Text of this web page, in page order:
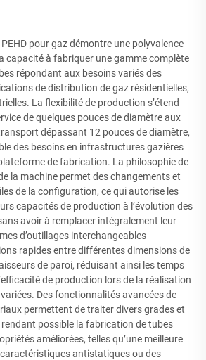
pour gaz démontre une polyvalence
capacité à fabriquer une gamme complète
répondant aux besoins variés des
de distribution de gaz résidentielles,
La flexibilité de production s’étend
de quelques pouces de diamètre aux
dépassant 12 pouces de diamètre,
des besoins en infrastructures gazières
de fabrication. La philosophie de
la machine permet des changements et
de la configuration, ce qui autorise les
capacités de production à l’évolution des
avoir à remplacer intégralement leur
d’outillages interchangeables
rapides entre différentes dimensions de
de paroi, réduisant ainsi les temps
de production lors de la réalisation
Des fonctionnalités avancées de
permettent de traiter divers grades et
possible la fabrication de tubes
améliorées, telles qu’une meilleure
caractéristiques antistatiques ou des